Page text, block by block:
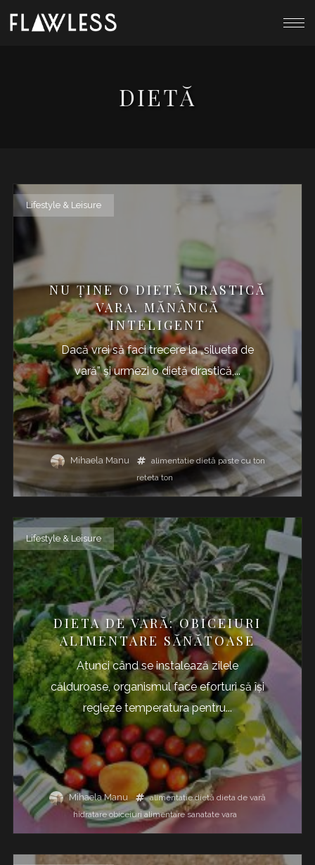
DIETĂ
Lifestyle & Leisure
NU ȚINE O DIETĂ DRASTICĂ
VARA. MĂNÂNCĂ
INTELIGENT
Dacă vrei să faci trecere la „silueta de
vară” și urmezi o dietă drastică,...
Mihaela Manu alimentatie dietă paste cu ton
reteta ton
Lifestyle & Leisure
DIETA DE VARĂ: OBICEIURI
ALIMENTARE SĂNĂTOASE
Atunci când se instalează zilele
călduroase, organismul face eforturi să își
regleze temperatura pentru...
Mihaela Manu alimentatie dietă dieta de vară
hidratare obiceiuri alimentare sanatate vara